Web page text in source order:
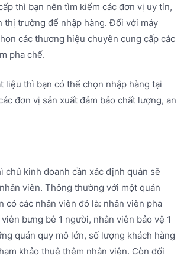
thì bạn nên tìm kiếm các đơn vị uy tín,
thị trường để nhập hàng. Đối với máy
các thương hiệu chuyên cung cấp các
pha chế.
liệu thì bạn có thể chọn nhập hàng tại
đơn vị sản xuất đảm bảo chất lượng, an
chủ kinh doanh cần xác định quán sẽ
viên. Thông thường với một quán
có các nhân viên đó là: nhân viên pha
bưng bê 1 người, nhân viên bảo vệ 1
quán quy mô lớn, số lượng khách hàng
khảo thuê thêm nhân viên. Còn đối